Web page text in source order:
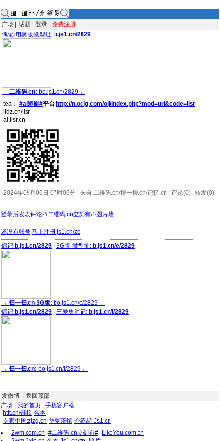
广场 话题 登录
免费注册
偶记·电脑版微型址: b.js1.cn/2829
→ 二维码.cn: bo.js1.cn/2829 ←
tea： #ai短剧#平台 http://n.ocjg.com/oji/index.php?mod=url&code=iisr
iidz.cn/iisr
ai.iisr.cn
2024年09月06日 07时06分 | 来自 二维码.cn/搜一搜.cn/记忆.cn | 评论(0) | 转发(0)
登录后发表评论·#二维码.cn立刻有#· 图片墙
还没有账号,马上注册:js1.cn/zc
偶记 b.js1.cn/2829 · 3G版·微型址: b.js1.cn/e/2829
→ 扫一扫.cn 3G版: bo.js1.cn/e/2829 ←
偶记 b.js1.cn/2829 · 三爱集笔记: b.js1.cn/i/2829
→ 扫一扫.cn: bo.js1.cn/i/2829 ←
发微博
返回顶部
广场
我的首页
手机客户端
·httt.cn/链接·名本·
·专家中国:zjzg.cn·华夏茶馆·介绍易·Js1.cn·
·2wm.com.cn ·#二维码.cn立刻有# · LikeYou.com.cn